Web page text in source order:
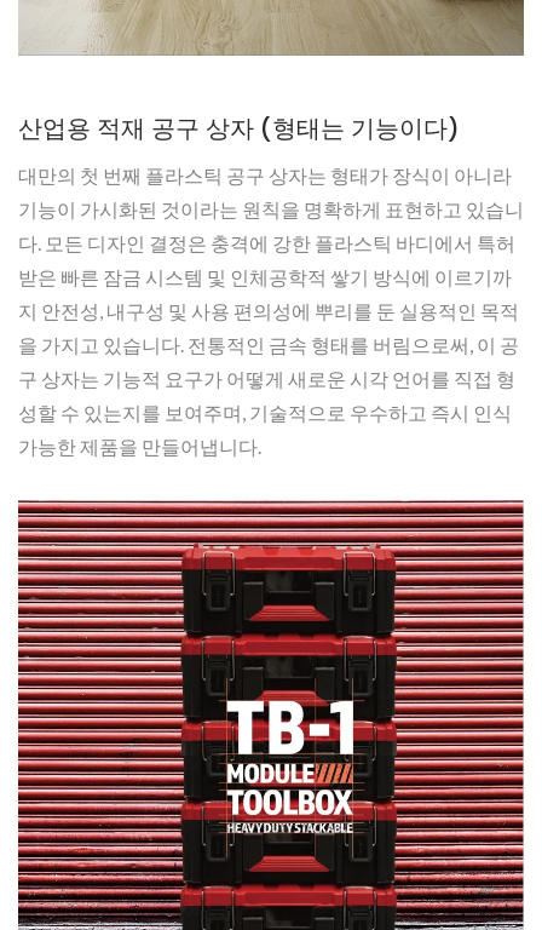
산업용 적재 공구 상자 (형태는 기능이다)
대만의 첫 번째 플라스틱 공구 상자는 형태가 장식이 아니라
기능이 가시화된 것이라는 원칙을 명확하게 표현하고 있습니
다. 모든 디자인 결정은 충격에 강한 플라스틱 바디에서 특허
받은 빠른 잠금 시스템 및 인체공학적 쌓기 방식에 이르기까
지 안전성, 내구성 및 사용 편의성에 뿌리를 둔 실용적인 목적
을 가지고 있습니다. 전통적인 금속 형태를 버림으로써, 이 공
구 상자는 기능적 요구가 어떻게 새로운 시각 언어를 직접 형
성할 수 있는지를 보여주며, 기술적으로 우수하고 즉시 인식
가능한 제품을 만들어냅니다.